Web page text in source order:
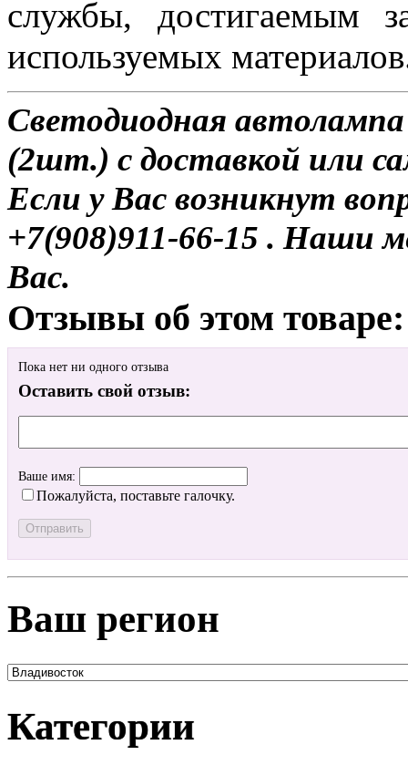
службы, достигаемым
используемых
Светодиодная
(2шт.) с доставкой или
Если у Вас возникнут
+7(908)911-66-15 . Наши
Вас.
Отзывы об этом товаре:
Пока нет ни одного отзыва
Оставить свой отзыв:
Ваше имя:
Пожалуйста, поставьте галочку.
Ваш регион
Категории